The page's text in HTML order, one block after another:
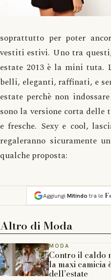
soprattutto per poter
vestiti estivi. Uno tra
estate 2013 è la mini tuta.
belli, eleganti, raffinati, e
estate perchè non
sono la versione corta delle
e fresche. Sexy e cool,
regaleranno sicuramente
qualche proposta:
Aggiungi Mitindotra le
Altro di Moda
MODA
Contro il caldo
la maxi camicia
dell’estate